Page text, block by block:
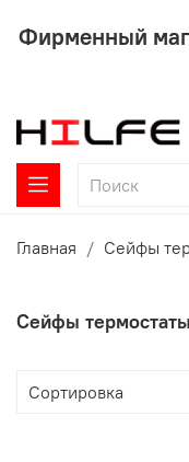
Фирменный
Главная Сейфы
Сейфы